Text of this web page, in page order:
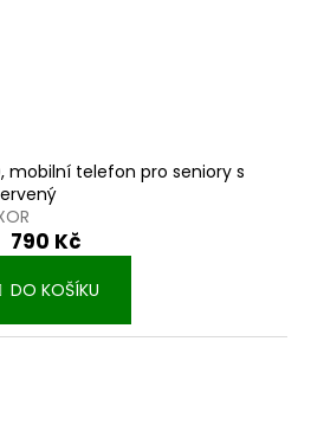
mobilní telefon pro seniory s
790 Kč
DO KOŠÍKU